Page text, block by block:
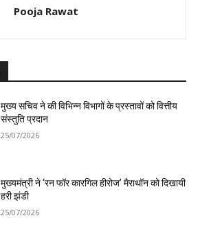
Pooja Rawat
मुख्य सचिव ने की विभिन्न विभागों के प्रस्तावों को वित्तीय
संस्तुति प्रदान
25/07/2026
मुख्यमंत्री ने ‘रन फॉर कारगिल हीरोज’ मैराथॉन को दिखायी
हरी झंडी
25/07/2026